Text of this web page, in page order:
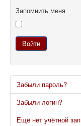
Запомнить меня
Войти
Забыли пароль?
Забыли логин?
Ещё нет учётной